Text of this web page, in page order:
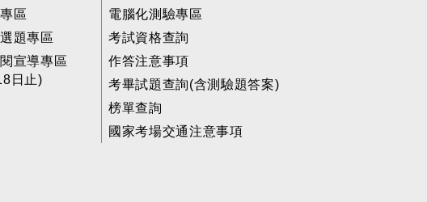
區
題專區
宣導專區
日止)
電腦化測驗專區
考試資格查詢
作答注意事項
考畢試題查詢(含測驗題答案)
榜單查詢
國家考場交通注意事項